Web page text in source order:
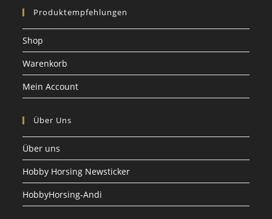
Produktempfehlungen
Shop
Warenkorb
Mein Account
Über Uns
Über uns
Hobby Horsing Newsticker
HobbyHorsing-Andi